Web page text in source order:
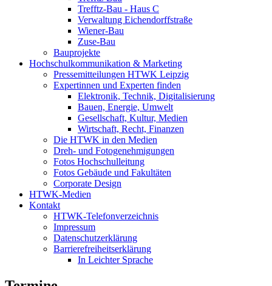
Trefftz-Bau - Haus C
Verwaltung Eichendorffstraße
Wiener-Bau
Zuse-Bau
Bauprojekte
Hochschulkommunikation & Marketing
Pressemitteilungen HTWK Leipzig
Expertinnen und Experten finden
Elektronik, Technik, Digitalisierung
Bauen, Energie, Umwelt
Gesellschaft, Kultur, Medien
Wirtschaft, Recht, Finanzen
Die HTWK in den Medien
Dreh- und Fotogenehmigungen
Fotos Hochschulleitung
Fotos Gebäude und Fakultäten
Corporate Design
HTWK-Medien
Kontakt
HTWK-Telefonverzeichnis
Impressum
Datenschutzerklärung
Barrierefreiheitserklärung
In Leichter Sprache